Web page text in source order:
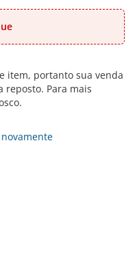
item, portanto sua venda
reposto. Para mais